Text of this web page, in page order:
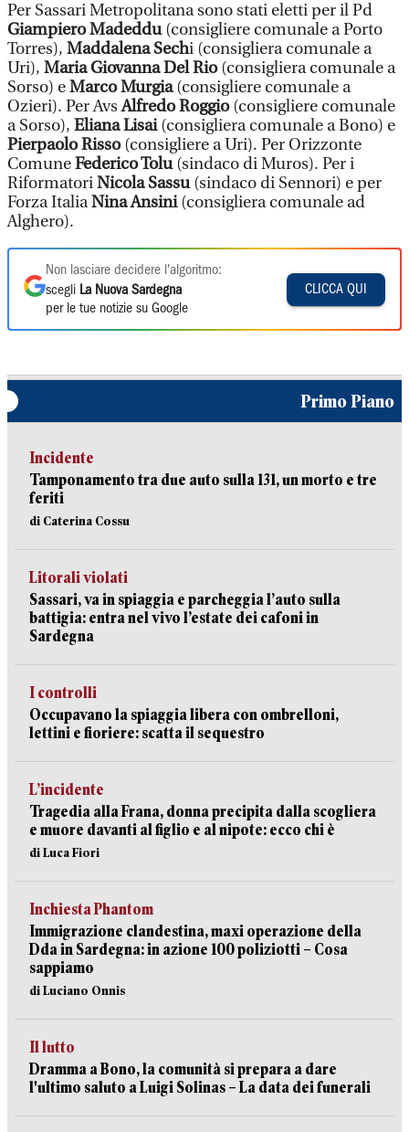
Per Sassari Metropolitana sono stati eletti per il Pd
Giampiero Madeddu(consigliere comunale a Porto
Torres), Maddalena Sechi (consigliera comunale a
Uri), Maria Giovanna Del Rio(consigliera comunale a
Sorso) eMarco Murgia(consigliere comunale a
Ozieri). Per AvsAlfredo Roggio(consigliere comunale
a Sorso), Eliana Lisai(consigliera comunale a Bono) e
Pierpaolo Risso(consigliere a Uri). Per Orizzonte
ComuneFederico Tolu(sindaco di Muros). Per i
RiformatoriNicola Sassu(sindaco di Sennori) e per
Forza ItaliaNina Ansini(consigliera comunale ad
Alghero).
Non lasciare decidere l'algoritmo:
scegli La Nuova Sardegna
per le tue notizie su Google
CLICCA QUI
Primo Piano
Incidente
Tamponamento tra due auto sulla 131, un morto e tre
feriti
di Caterina Cossu
Litorali violati
Sassari, va in spiaggia e parcheggia l’auto sulla
battigia: entra nel vivo l’estate dei cafoni in
Sardegna
I controlli
Occupavano la spiaggia libera con ombrelloni,
lettini e fioriere: scatta il sequestro
L’incidente
Tragedia alla Frana, donna precipita dalla scogliera
e muore davanti al figlio e al nipote: ecco chi è
di Luca Fiori
Inchiesta Phantom
Immigrazione clandestina, maxi operazione della
Dda in Sardegna: in azione 100 poliziotti – Cosa
sappiamo
di Luciano Onnis
Il lutto
Dramma a Bono, la comunità si prepara a dare
l'ultimo saluto a Luigi Solinas – La data dei funerali